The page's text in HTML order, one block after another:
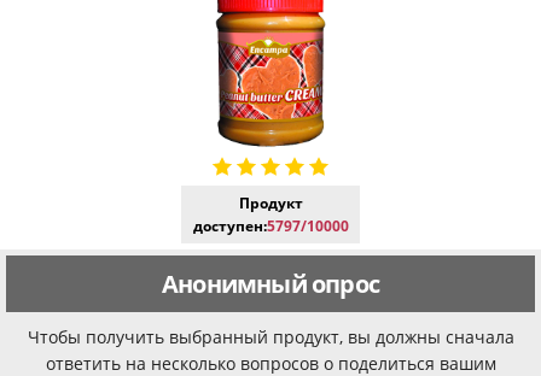
Продукт
доступен:5797/10000
Анонимный опрос
Чтобы получить выбранный продукт, вы должны сначала
ответить на несколько вопросов о поделиться вашим